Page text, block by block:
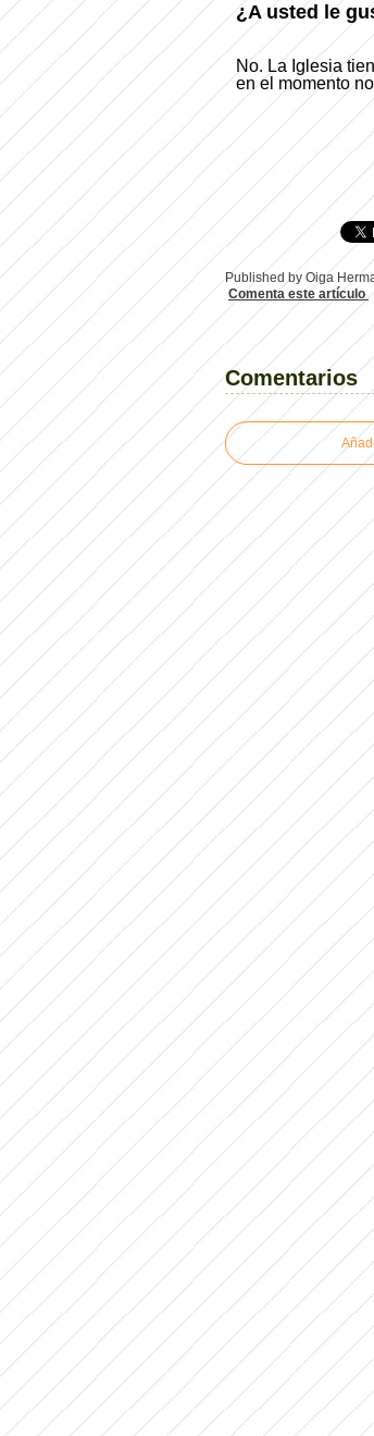
¿A usted le
No. La Iglesia
en el momento
Published by Oiga
Comenta este artículo
Comentarios